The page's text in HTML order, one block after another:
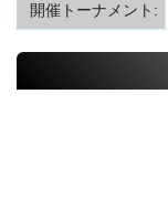
開催トーナメント: